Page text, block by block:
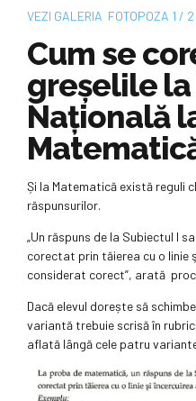
VEZI GALERIA FOTOPOZA 1 / 2
Cum se
greșelile
Națională
Și la Matematică există reguli
răspunsurilor.
„Un răspuns de la Subiectul I
corectat prin tăierea cu o linie
considerat corect”, arată
Dacă elevul dorește să
variantă trebuie scrisă în
aflată lângă cele patru